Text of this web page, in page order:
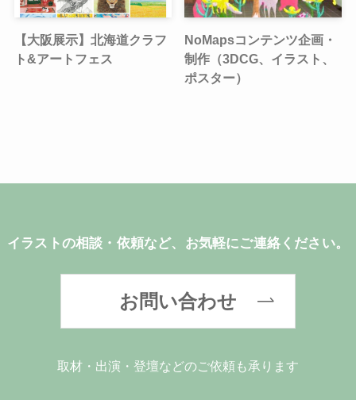
【大阪展示】北海道クラフ
ト&アートフェス
NoMapsコンテンツ企画・
制作（3DCG、イラスト、
ポスター）
イラストの相談・依頼など、お気軽にご連絡ください。
お問い合わせ
取材・出演・登壇などのご依頼も承ります